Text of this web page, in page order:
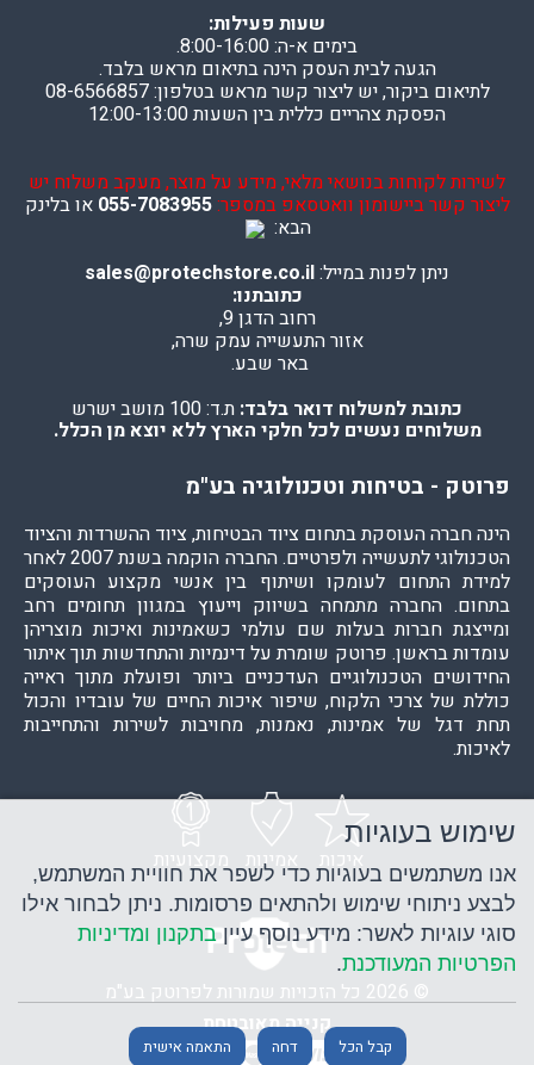
שעות פעילות:
בימים א-ה: 8:00-16:00.
הגעה לבית העסק הינה בתיאום מראש בלבד.
לתיאום ביקור, יש ליצור קשר מראש בטלפון: 08-6566857
הפסקת צהריים כללית בין השעות 12:00-13:00
לשירות לקוחות בנושאי מלאי, מידע על מוצר, מעקב משלוח יש
ליצור קשר ביישומון וואטסאפ במספר:055-7083955 או בלינק
הבא:
ניתן לפנות במייל:sales@protechstore.co.il
כתובתנו:
רחוב הדגן 9,
אזור התעשייה עמק שרה,
באר שבע.
כתובת למשלוח דואר בלבד: ת.ד: 100 מושב ישרש
משלוחים נעשים לכל חלקי הארץ ללא יוצא מן הכלל.
פרוטק - בטיחות וטכנולוגיה בע"מ
הינה חברה העוסקת בתחום ציוד הבטיחות, ציוד ההשרדות והציוד
הטכנולוגי לתעשייה ולפרטיים. החברה הוקמה בשנת 2007 לאחר
למידת התחום לעומקו ושיתוף בין אנשי מקצוע העוסקים
בתחום. החברה מתמחה בשיווק וייעוץ במגוון תחומים רחב
ומייצגת חברות בעלות שם עולמי כשאמינות ואיכות מוצריהן
עומדות בראשן. פרוטק שומרת על דינמיות והתחדשות תוך איתור
החידושים הטכנולוגיים העדכניים ביותר ופועלת מתוך ראייה
כוללת של צרכי הלקוח, שיפור איכות החיים של עובדיו והכול
תחת דגל של אמינות, נאמנות, מחויבות לשירות והתחייבות
לאיכות.
איכות אמינות מקצועיות
© 2026 כל הזכויות שמורות לפרוטק בע"מ
קנייה מאובטחת
שימוש בעוגיות
אנו משתמשים בעוגיות כדי לשפר את חוויית המשתמש,
לבצע ניתוחי שימוש ולהתאים פרסומות. ניתן לבחור אילו
סוגי עוגיות לאשר: מידע נוסף עייןבתקנון ומדיניות
הפרטיות המעודכנת.
קבל הכל דחה התאמה אישית